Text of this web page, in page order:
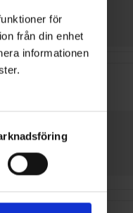
för
från din enhet
informationen